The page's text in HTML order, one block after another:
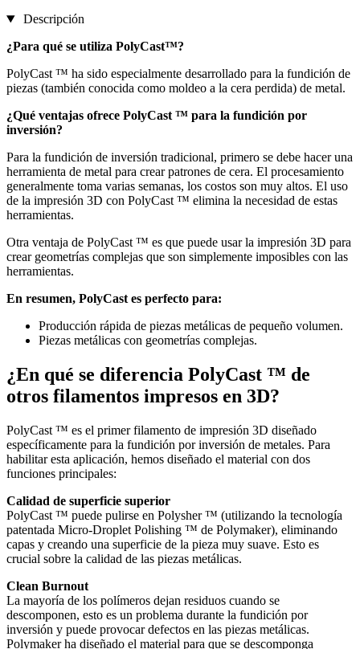
Descripción
¿Para qué se utiliza PolyCast™?
PolyCast ™ ha sido especialmente desarrollado para la fundición de
piezas (también conocida como moldeo a la cera perdida) de metal.
¿Qué ventajas ofrece PolyCast ™ para la fundición por
inversión?
Para la fundición de inversión tradicional, primero se debe hacer una
herramienta de metal para crear patrones de cera. El procesamiento
generalmente toma varias semanas, los costos son muy altos. El uso
de la impresión 3D con PolyCast ™ elimina la necesidad de estas
herramientas.
Otra ventaja de PolyCast ™ es que puede usar la impresión 3D para
crear geometrías complejas que son simplemente imposibles con las
herramientas.
En resumen, PolyCast es perfecto para:
Producción rápida de piezas metálicas de pequeño volumen.
Piezas metálicas con geometrías complejas.
¿En qué se diferencia PolyCast ™ de
otros filamentos impresos en 3D?
PolyCast ™ es el primer filamento de impresión 3D diseñado
específicamente para la fundición por inversión de metales. Para
habilitar esta aplicación, hemos diseñado el material con dos
funciones principales:
Calidad de superficie superior
PolyCast ™ puede pulirse en Polysher ™ (utilizando la tecnología
patentada Micro-Droplet Polishing ™ de Polymaker), eliminando
capas y creando una superficie de la pieza muy suave. Esto es
crucial sobre la calidad de las piezas metálicas.
Clean Burnout
La mayoría de los polímeros dejan residuos cuando se
descomponen, esto es un problema durante la fundición por
inversión y puede provocar defectos en las piezas metálicas.
Polymaker ha diseñado el material para que se descomponga